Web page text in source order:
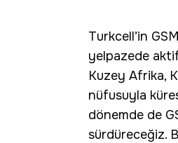
Turkcell’in
yelpazede
Kuzey Afrika,
nüfusuyla
dönemde de
sürdüreceğiz.